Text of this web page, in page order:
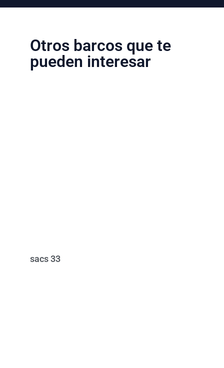
Otros barcos que te
pueden interesar
sacs 33